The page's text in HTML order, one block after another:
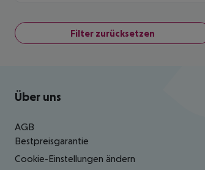
Filter zurücksetzen
Footer navigation
Über uns
AGB
Bestpreisgarantie
Cookie-Einstellungen ändern